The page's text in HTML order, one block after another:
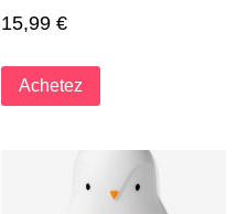
15,99 €
Achetez